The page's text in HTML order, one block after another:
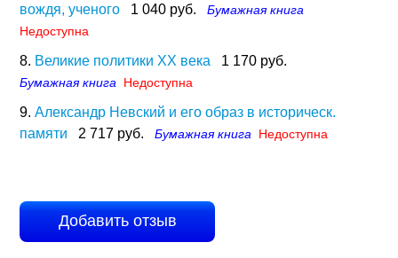
вождя, ученого
1 040 руб.
Бумажная книга
Недоступна
8. Великие политики XX века 1 170 руб.
Бумажная книга Недоступна
9. Александр Невский и его образ в историческ.
памяти
2 717 руб. Бумажная книга Недоступна
Добавить отзыв